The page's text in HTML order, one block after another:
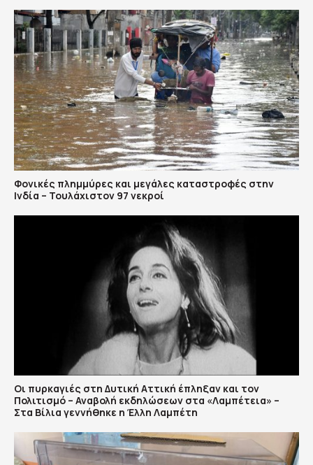
Φονικές πλημμύρες και μεγάλες καταστροφές στην
Ινδία – Τουλάχιστον 97 νεκροί
Οι πυρκαγιές στη Δυτική Αττική έπληξαν και τον
Πολιτισμό – Αναβολή εκδηλώσεων στα «Λαμπέτεια» –
Στα Βίλια γεννήθηκε η Έλλη Λαμπέτη